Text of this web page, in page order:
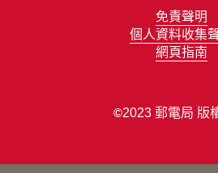
免責聲明
個人資料收集
網頁指南
©2023 郵電局 版